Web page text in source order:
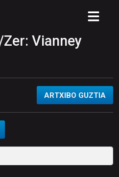
Vianney
ARTXIBO GUZTIA